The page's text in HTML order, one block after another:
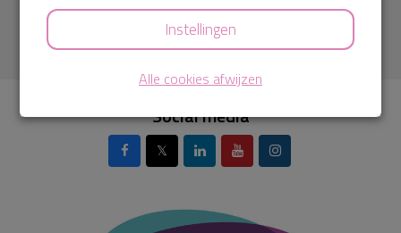
Typ hier je e-mailadres
Social media
𝕏
Instellingen
Alle cookies afwijzen